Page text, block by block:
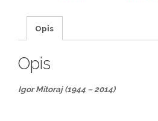
Opis
Opis
Igor Mitoraj (1944 – 2014)